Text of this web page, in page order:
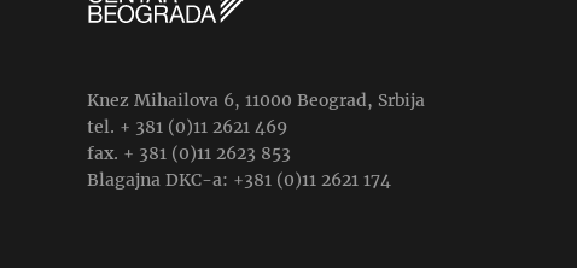
Knez Mihailova 6, 11000 Beograd, Srbija
tel. + 381 (0)11 2621 469
fax. + 381 (0)11 2623 853
Blagajna DKC-a: +381 (0)11 2621 174